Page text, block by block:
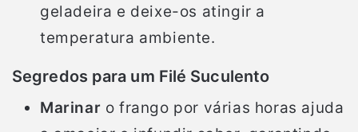
geladeira e deixe-os atingir a
temperatura ambiente.
Segredos para um Filé Suculento
Marinar o frango por várias horas ajuda